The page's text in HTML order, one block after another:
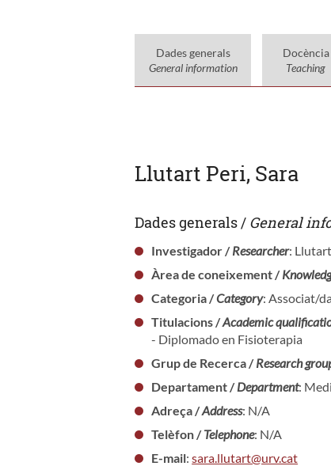
Dades generals
General information
Docència
Teaching
Llutart Peri, Sara
Dades generals / General
Investigador /Researcher:
Àrea de coneixement /
Categoria /Category: Associat/
Titulacions /Academic
- Diplomado en Fisioterapia
Grup de Recerca /Research
Departament /Department:
Adreça /Address: N/A
Telèfon /Telephone: N/A
E-mail:sara.llutart@urv.cat